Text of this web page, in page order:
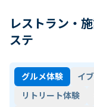
レストラン・
ステ
グルメ体験
イ
リトリート体験